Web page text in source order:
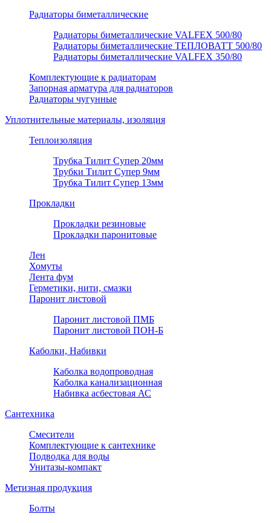
Радиаторы биметаллические
Радиаторы биметаллические VALFEX 500/80
Радиаторы биметаллические ТЕПЛОВАТТ 500/80
Радиаторы биметаллические VALFEX 350/80
Комплектующие к радиаторам
Запорная арматура для радиаторов
Радиаторы чугунные
Уплотнительные материалы, изоляция
Теплоизоляция
Трубка Тилит Супер 20мм
Трубки Тилит Супер 9мм
Трубка Тилит Супер 13мм
Прокладки
Прокладки резиновые
Прокладки паронитовые
Лен
Хомуты
Лента фум
Герметики, нити, смазки
Паронит листовой
Паронит листовой ПМБ
Паронит листовой ПОН-Б
Каболки, Набивки
Каболка водопроводная
Каболка канализационная
Набивка асбестовая АС
Сантехника
Смесители
Комплектующие к сантехнике
Подводка для воды
Унитазы-компакт
Метизная продукция
Болты